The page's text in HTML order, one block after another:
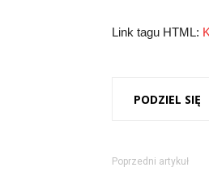
Link tagu HTML:
PODZIEL SIĘ
Poprzedni artykuł